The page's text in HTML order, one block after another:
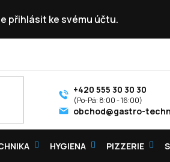
přihlásit ke svému účtu.
+420 555 30 30 30
obchod@gastro-
HYGIENA PIZZERIE